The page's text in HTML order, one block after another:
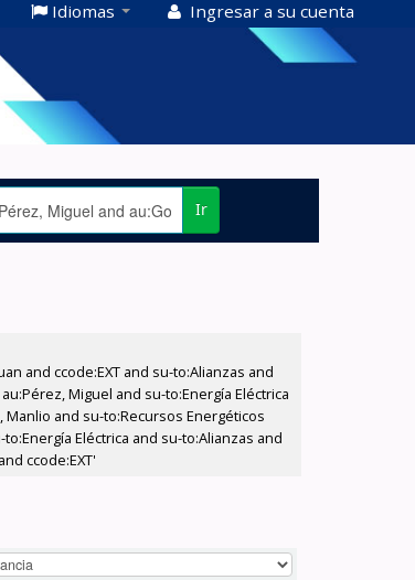
Idiomas Ingresar a su cuenta
Ir
and ccode:EXT and su-to:Alianzas and
Miguel and su-to:Energía Eléctrica
Manlio and su-to:Recursos Energéticos
Eléctrica and su-to:Alianzas and
ccode:EXT'